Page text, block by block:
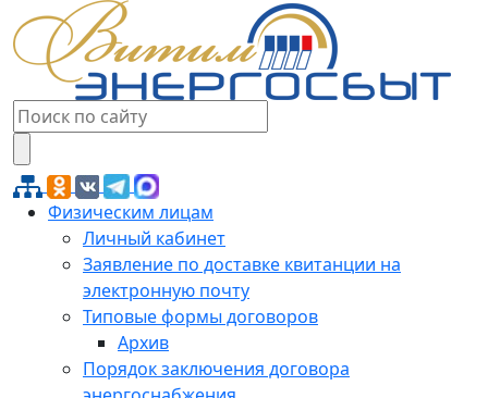
Физическим лицам
Личный кабинет
Заявление по доставке квитанции на
электронную почту
Типовые формы договоров
Архив
Порядок заключения договора